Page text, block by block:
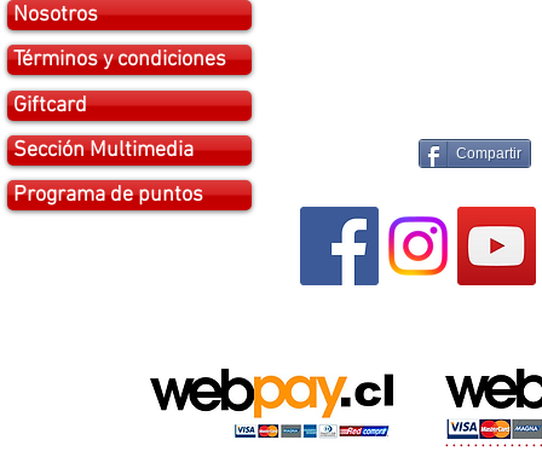
Nosotros
Términos y condiciones
Giftcard
Sección Multimedia
Programa de puntos
Compartir